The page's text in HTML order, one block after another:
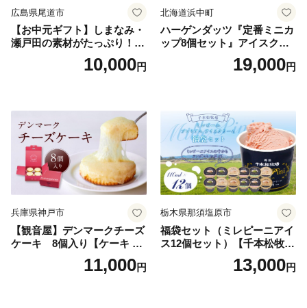
広島県尾道市
【お中元ギフト】しまなみ・
瀬戸田の素材がたっぷり！ジ
10,000円
北海道浜中町
ハーゲンダッツ『定番ミニカ
ップ8個セット』アイスクリ
ーム アイス スイーツ デザー
19,000円
兵庫県神戸市
【観音屋】デンマークチーズ
ケーキ 8個入り【ケーキ チ
ーズケーキ 人気スイーツ お
すすめスイーツ 神戸スイー
11,000円
栃木県那須塩原市
福袋セット（ミレピーニアイ
ス12個セット）【千本松牧
場】 ns025-014-12 【デザー
ト 詰め合わせ ギフト】
13,000円